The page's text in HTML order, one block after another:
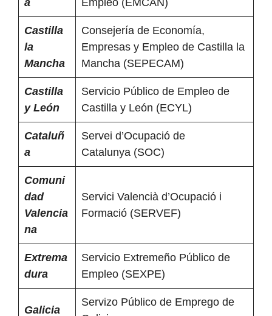
a
Empleo (EMCAN)
Castilla
la
Mancha
Consejería de Economía,
Empresas y Empleo de Castilla la
Mancha (SEPECAM)
Castilla
y León
Servicio Público de Empleo de
Castilla y León (ECYL)
Cataluñ
a
Servei d’Ocupació de
Catalunya (SOC)
Comuni
dad
Valencia
na
Servici Valencià d’Ocupació i
Formació (SERVEF)
Extrema
dura
Servicio Extremeño Público de
Empleo (SEXPE)
Galicia
Servizo Público de Emprego de